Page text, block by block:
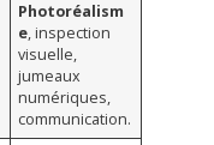
Photoréalism
e, inspection
visuelle,
jumeaux
numériques,
communication.